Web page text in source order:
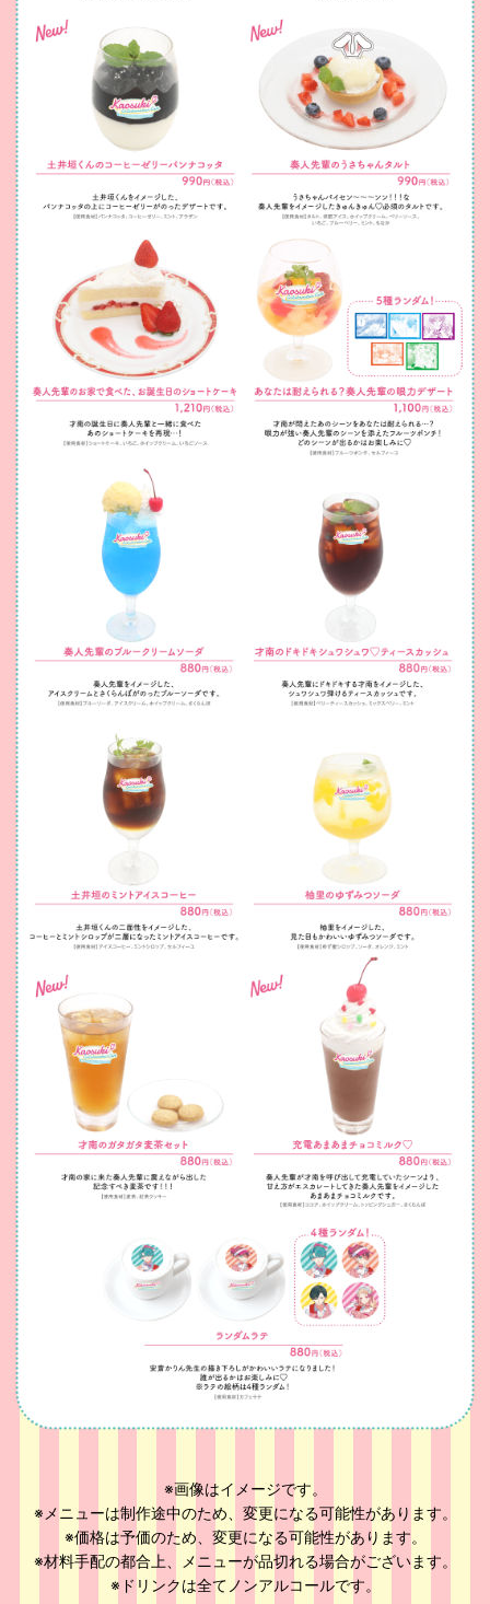
※画像はイメージです。
※メニューは制作途中のため、変更になる可能性があります。
※価格は予価のため、変更になる可能性があります。
※材料手配の都合上、メニューが品切れる場合がございます。
※ドリンクは全てノンアルコールです。